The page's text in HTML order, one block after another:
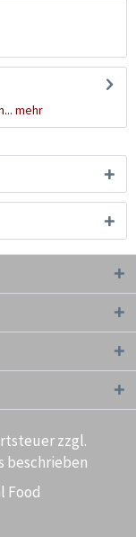
mehr
zzgl.
beschrieben
Food